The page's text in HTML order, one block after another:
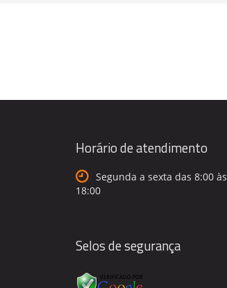
Horário de atendimento
Segunda a sexta das 8:00 às
18:00
Selos de segurança